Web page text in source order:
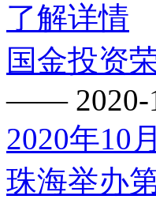
了解详情
国金投资
——
2020年10
珠海举办